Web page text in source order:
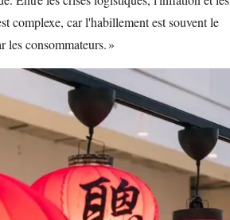
complexe, car l'habillement est souvent le
les consommateurs. »